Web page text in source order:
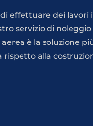
effettuare dei lavori
servizio di noleggio
è la soluzione
rispetto alla